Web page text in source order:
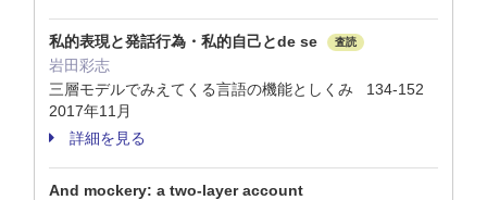
私的表現と発話行為・私的自己とde se 査読
岩田彩志
三層モデルでみえてくる言語の機能としくみ 134-152
2017年11月
詳細を見る
And mockery: a two-layer account